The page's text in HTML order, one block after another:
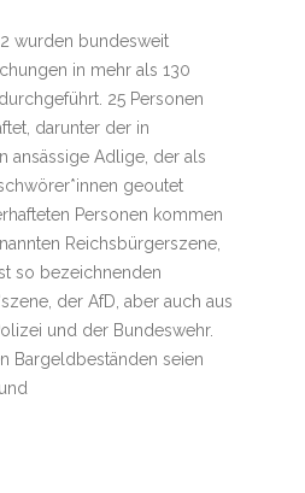
wurden bundesweit
in mehr als 130
25 Personen
darunter der in
ansässige Adlige, der als
geoutet
Personen kommen
Reichsbürgerszene,
so bezeichnenden
der AfD, aber auch aus
und der Bundeswehr.
Bargeldbeständen seien